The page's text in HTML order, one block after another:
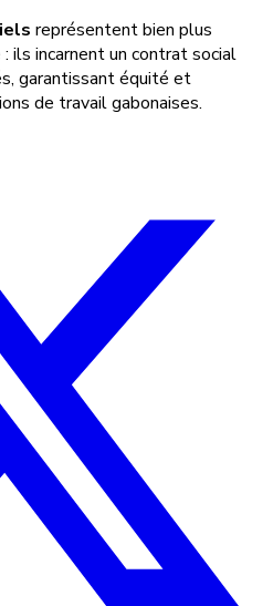
représentent bien plus
ils incarnent un contrat social
garantissant équité et
de travail gabonaises.